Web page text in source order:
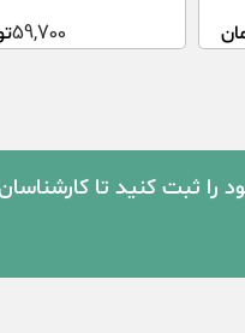
59,700
را ثبت کنید تا